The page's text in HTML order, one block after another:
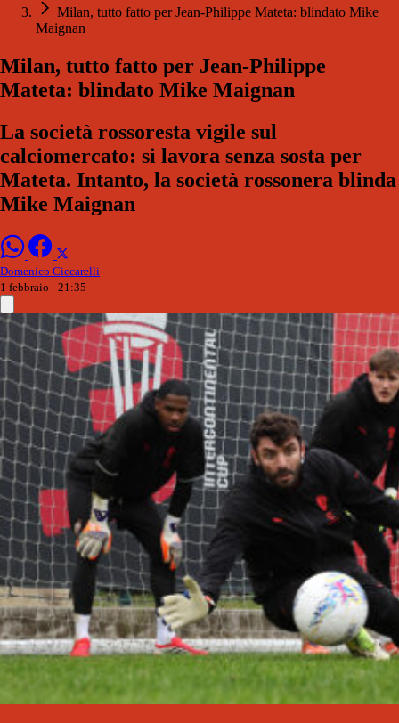
Milan, tutto fatto per Jean-Philippe Mateta: blindato Mike
Maignan
Milan, tutto fatto per Jean-Philippe
Mateta: blindato Mike Maignan
La società rossoresta vigile sul
calciomercato: si lavora senza sosta per
Mateta. Intanto, la società rossonera blinda
Mike Maignan
Domenico Ciccarelli
1 febbraio - 21:35